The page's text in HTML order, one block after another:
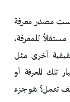
ليست مصدر معرفة
للمعرفة،
أخرى مثل
تلك المعرفة أو
تعمل؟ هو جزء